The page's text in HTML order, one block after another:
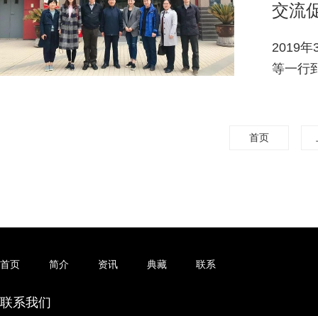
交流
2019年
等一行
首页
首页 简介 资讯 典藏 联系
联系我们